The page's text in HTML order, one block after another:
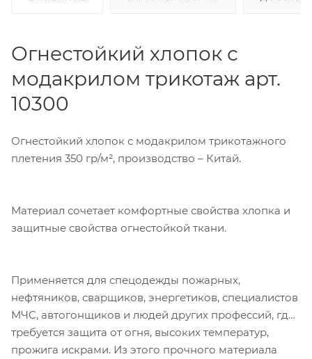
Огнестойкий хлопок с
модакрилом трикотаж арт.
10300
Огнестойкий хлопок с модакрилом трикотажного
плетения 350 гр/м², производство – Китай.
Материал сочетает комфортные свойства хлопка и
защитные свойства огнестойкой ткани.
Применяется для спецодежды пожарных,
нефтяников, сварщиков, энергетиков, специалистов
МЧС, автогонщиков и людей других профессий, где
требуется защита от огня, высоких температур,
прожига искрами. Из этого прочного материала